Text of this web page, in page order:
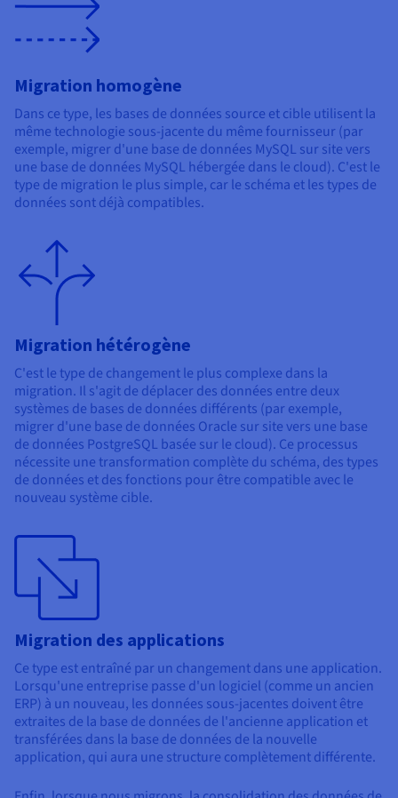
Migration homogène
Dans ce type, les bases de données source et cible utilisent la
même technologie sous-jacente du même fournisseur (par
exemple, migrer d'une base de données MySQL sur site vers
une base de données MySQL hébergée dans le cloud). C'est le
type de migration le plus simple, car le schéma et les types de
données sont déjà compatibles.
Migration hétérogène
C'est le type de changement le plus complexe dans la
migration. Il s'agit de déplacer des données entre deux
systèmes de bases de données différents (par exemple,
migrer d'une base de données Oracle sur site vers une base
de données PostgreSQL basée sur le cloud). Ce processus
nécessite une transformation complète du schéma, des types
de données et des fonctions pour être compatible avec le
nouveau système cible.
Migration des applications
Ce type est entraîné par un changement dans une application.
Lorsqu'une entreprise passe d'un logiciel (comme un ancien
ERP) à un nouveau, les données sous-jacentes doivent être
extraites de la base de données de l'ancienne application et
transférées dans la base de données de la nouvelle
application, qui aura une structure complètement différente.